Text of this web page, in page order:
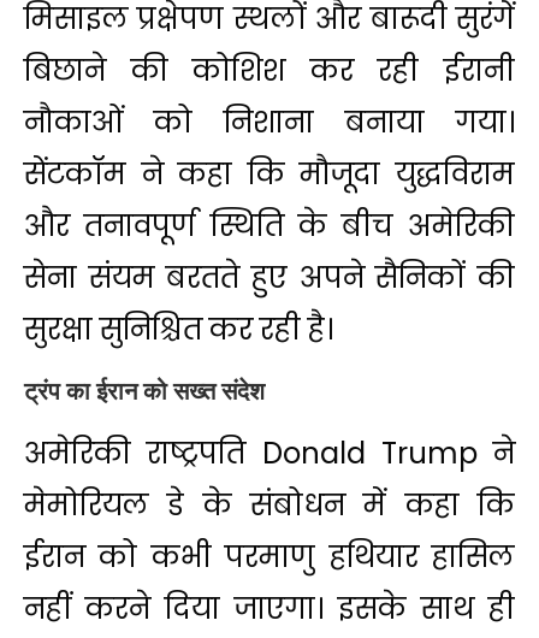
मिसाइल प्रक्षेपण स्थलों और बारूदी सुरंगें
बिछाने की कोशिश कर रही ईरानी
नौकाओं को निशाना बनाया गया।
सेंटकॉम ने कहा कि मौजूदा युद्धविराम
और तनावपूर्ण स्थिति के बीच अमेरिकी
सेना संयम बरतते हुए अपने सैनिकों की
सुरक्षा सुनिश्चित कर रही है।
ट्रंप का ईरान को सख्त संदेश
अमेरिकी राष्ट्रपति Donald Trumpने
मेमोरियल डे के संबोधन में कहा कि
ईरान को कभी परमाणु हथियार हासिल
नहीं करने दिया जाएगा। इसके साथ ही